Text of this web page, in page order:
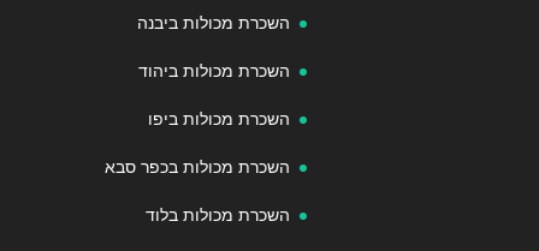
השכרת מכולות ביבנה
השכרת מכולות ביהוד
השכרת מכולות ביפו
השכרת מכולות בכפר סבא
השכרת מכולות בלוד